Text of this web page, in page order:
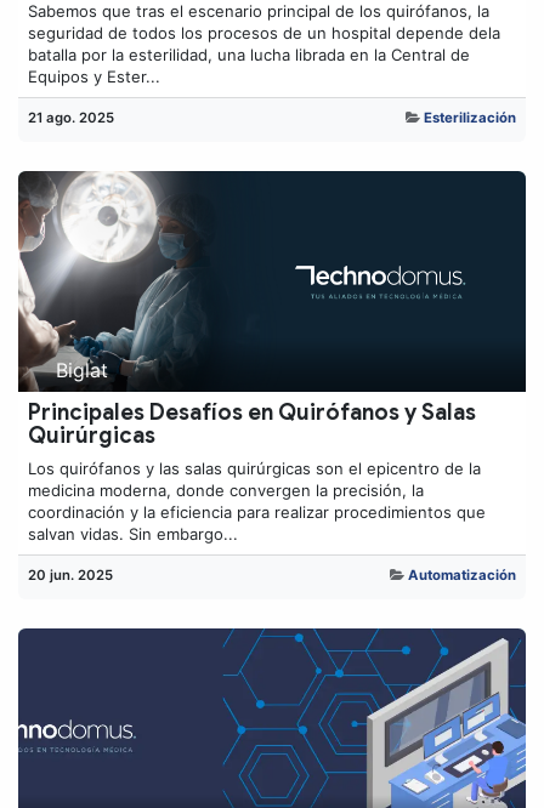
Sabemos que tras el escenario principal de los quirófanos, la
seguridad de todos los procesos de un hospital depende dela
batalla por la esterilidad, una lucha librada en la Central de
Equipos y Ester...
21 ago. 2025 Esterilización
Biglat
Principales Desafíos en Quirófanos y Salas
Quirúrgicas
Los quirófanos y las salas quirúrgicas son el epicentro de la
medicina moderna, donde convergen la precisión, la
coordinación y la eficiencia para realizar procedimientos que
salvan vidas. Sin embargo...
20 jun. 2025 Automatización